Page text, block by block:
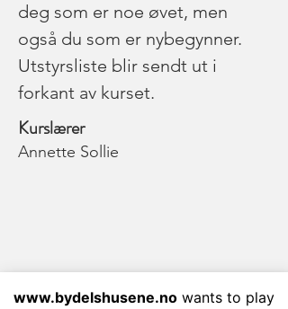
deg som er noe øvet, men
også du som er nybegynner.
Utstyrsliste blir sendt ut i
forkant av kurset.
Kurslærer
Annette Sollie
www.bydelshusene.no wants to play